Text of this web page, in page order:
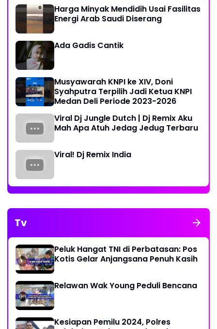
Harga Minyak Mendidih Usai Fasilitas
Energi Arab Saudi Diserang
Ada Gadis Cantik
Musyawarah KNPI ke XIV, Doni
Syahputra Terpilih Jadi Ketua KNPI
Medan Deli Periode 2023-2026
Viral Dj Jungle Dutch | Dj Remix Aku
Mah Apa Atuh Jedag Jedug Terbaru
Viral! Dj Remix India
Tv
Peluk Hangat TNI di Perbatasan: Pos
Kotis Gelar Anjangsana Penuh Kasih
Relawan Wak Young Peduli Bencana
Kesiapan Pemilu 2024, Polres